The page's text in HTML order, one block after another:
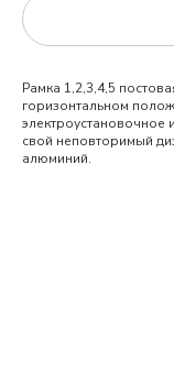
Рамка 1,2,3,4,5
горизонтальном
электроустановочное
свой неповторимый
алюминий.